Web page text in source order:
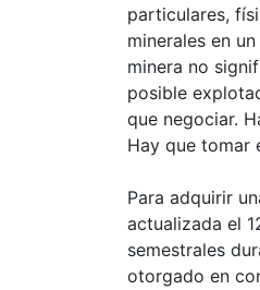
particulares,
minerales en
minera no
posible
que negociar.
Hay que tomar
Para adquirir
actualizada el
semestrales
otorgado en